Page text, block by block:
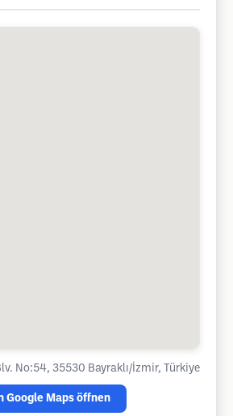
No:54, 35530 Bayraklı/İzmir, Türkiye
Google Maps öffnen